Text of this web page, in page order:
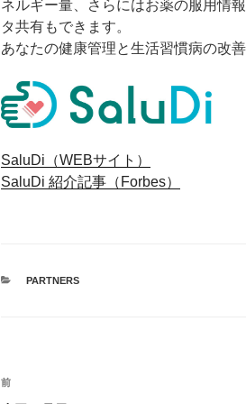
ネルギー量、さらにはお薬の服用情
タ共有もできます。
あなたの健康管理と生活習慣病の改
SaluDi（WEBサイト）
SaluDi 紹介記事（Forbes）
カ
PARTNERS
投
前
前